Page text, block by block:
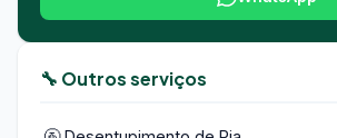
🔧 Outros serviços